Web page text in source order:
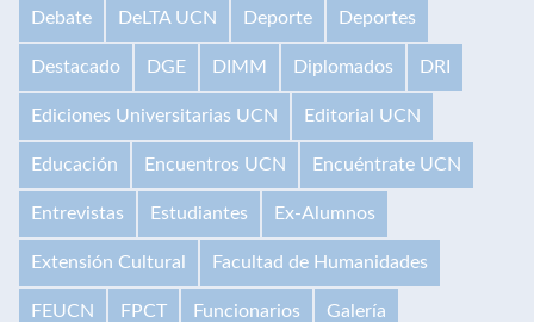
Debate DeLTA UCN Deporte Deportes
Destacado DGE DIMM Diplomados DRI
Ediciones Universitarias UCN Editorial UCN
Educación Encuentros UCN Encuéntrate UCN
Entrevistas Estudiantes Ex-Alumnos
Extensión Cultural Facultad de Humanidades
FEUCN FPCT Funcionarios Galería